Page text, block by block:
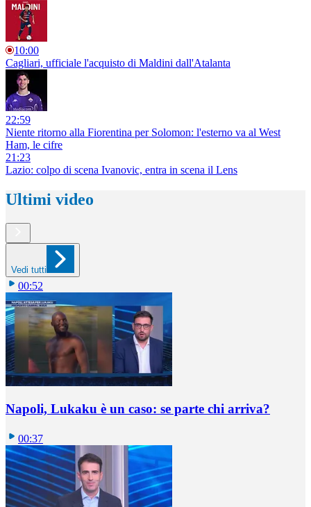
10:00
Cagliari, ufficiale l'acquisto di Maldini dall'Atalanta
22:59
Niente ritorno alla Fiorentina per Solomon: l'esterno va al West
Ham, le cifre
21:23
Lazio: colpo di scena Ivanovic, entra in scena il Lens
Ultimi video
Vedi tutti
00:52
Napoli, Lukaku è un caso: se parte chi arriva?
00:37